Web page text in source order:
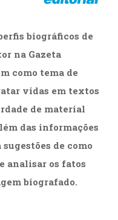
biográficos de
na Gazeta
como tema de
vidas em textos
de material
das informações
de como
analisar os fatos
biografado.